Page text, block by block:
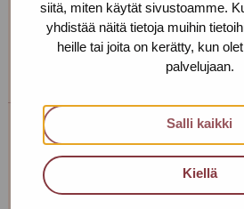
siitä, miten käytät sivustoamme.
yhdistää näitä tietoja muihin
heille tai joita on kerätty, kun
palvelujaan.
Salli kaikki
Kiellä
Jos et pääse drop in-aikana
viestiä niin sovitaan sinulle sopiva
myös muualla kuin
Turun toimipiste
+358 (0)44 493 8989